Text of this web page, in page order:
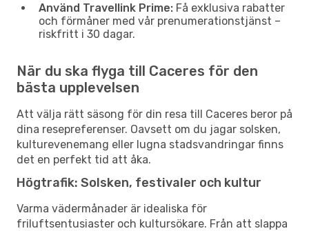
Använd Travellink Prime: Få exklusiva rabatter
och förmåner med vår prenumerationstjänst –
riskfritt i 30 dagar.
När du ska flyga till Caceres för den
bästa upplevelsen
Att välja rätt säsong för din resa till Caceres beror på
dina resepreferenser. Oavsett om du jagar solsken,
kulturevenemang eller lugna stadsvandringar finns
det en perfekt tid att åka.
Högtrafik: Solsken, festivaler och kultur
Varma vädermånader är idealiska för
friluftsentusiaster och kultursökare. Från att slappa